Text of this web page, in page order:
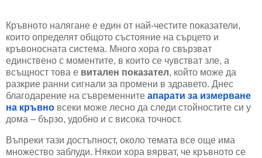
Кръвното налягане е един от най-честите показатели,
които определят общото състояние на сърцето и
кръвоносната система. Много хора го свързват
единствено с моментите, в които се чувстват зле, а
всъщност това е витален показател, който може да
разкрие ранни сигнали за промени в здравето. Днес
благодарение на съвременните апарати за измерване
на кръвно всеки може лесно да следи стойностите си у
дома – бързо, удобно и с висока точност.
Въпреки тази достъпност, около темата все още има
множество заблуди. Някои хора вярват, че кръвното се